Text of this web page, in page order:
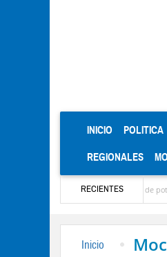
INICIO (CURRENT)
POLITICA
REGIONALES
RECIENTES
de nuevo transformador de potencia en
Inicio